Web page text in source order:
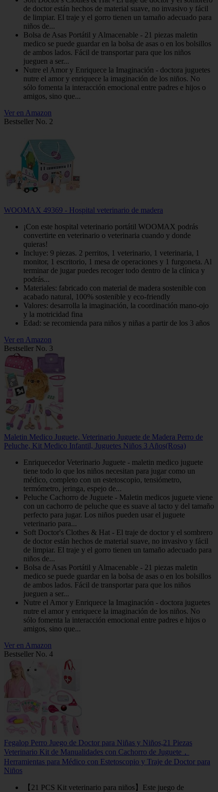
de doctor están hechos de material suave, no invasivo y fácil
de limpiar. El traje y el gorro tienen un tamaño adecuado para
niños de...
Bolsa de Asas Portátil y Almacenable - 21 piezas maletin
medico se puede guardar en la bolsa de asas o en los bolsillos
de ambos lados. Fácil de transportar para que los niños
jueguen a ser...
Nutre el Amor y Enriquece la Imaginación - doctora juguetes
nutre el amor y enriquece la imaginación de los niños. No
sólo fomenta la interacción emocional entre padres e hijos o
amigos, sino que...
Ver en Amazon
Bestseller No. 2
WOOMAX 49369 - Hospital veterinario de madera
¡Con este hospital veterinario portátil WOOMAX podrás
convertirte en veterinario o veterinaria cuando y donde
quieras!
Incluye: 9 piezas. 2 perritos, 1 veterinario, 1 veterinaria, 1
monitor, 1 escritorio, 1 mesa de operaciones y 1 furgoneta. Al
terminar de jugar puedes recoger todo dentro de la clínica y
podrás...
Materiales: fabricado con material de madera sostenible con
acabado natural, 100% sostenible y eco-friendly
Valores: desarrolla la imaginación, la coordinación mano-ojo
y la motricidad fina
Edad: se recomienda para niños y niñas a partir de los 3 años
Ver en Amazon
Bestseller No. 3
Maletin Medico Juguete, Veterinario Juguete de Madera Perro de
Peluche, Kit Medico Infantil, Juguetes Niños 3 Años(Rosa)
Enriquecedor Veterinario Juguete - maletin medico juguete
tiene todo lo que los niños necesitan para jugar como un
médico, completo con un estetoscopio, tensiómetro,
termómetro, jeringa, espejo de...
Peluche Cachorro de Juguete - Maletin medicos juguete viene
con un cachorro de peluche que es suave al tacto y del tamaño
perfecto para jugar. Los niños pueden usar el juguete
veterinario para...
Soft Doctor's Clothes & Hat - El traje de doctor y el sombrero
de doctor están hechos de material suave, no invasivo y fácil
de limpiar. El traje y el gorro tienen un tamaño adecuado para
niños de...
Bolsa de Asas Portátil y Almacenable - 21 piezas maletin
medico se puede guardar en la bolsa de asas o en los bolsillos
de ambos lados. Fácil de transportar para que los niños
jueguen a ser...
Nutre el Amor y Enriquece la Imaginación - doctora juguetes
nutre el amor y enriquece la imaginación de los niños. No
sólo fomenta la interacción emocional entre padres e hijos o
amigos, sino que...
Ver en Amazon
Bestseller No. 4
Fegalop Perro Juego de Doctor para Niñas y Niños,21 Piezas
Veterinario Kit de Manualidades con Cachorro de Juguete，
Herramientas para Médico con Estetoscopio y Traje de Doctor para
Niños
【21 PCS Kit veterinario para niños】Este juego de